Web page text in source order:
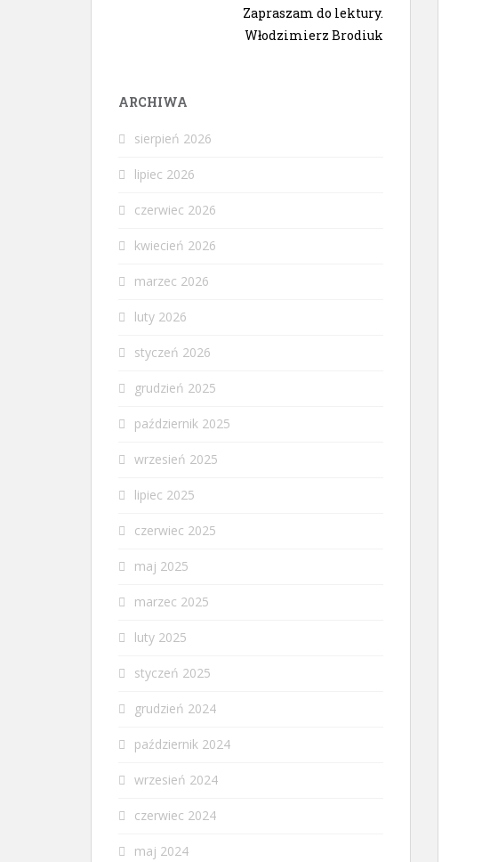
Zapraszam do lektury.
Włodzimierz Brodiuk
ARCHIWA
sierpień 2026
lipiec 2026
czerwiec 2026
kwiecień 2026
marzec 2026
luty 2026
styczeń 2026
grudzień 2025
październik 2025
wrzesień 2025
lipiec 2025
czerwiec 2025
maj 2025
marzec 2025
luty 2025
styczeń 2025
grudzień 2024
październik 2024
wrzesień 2024
czerwiec 2024
maj 2024